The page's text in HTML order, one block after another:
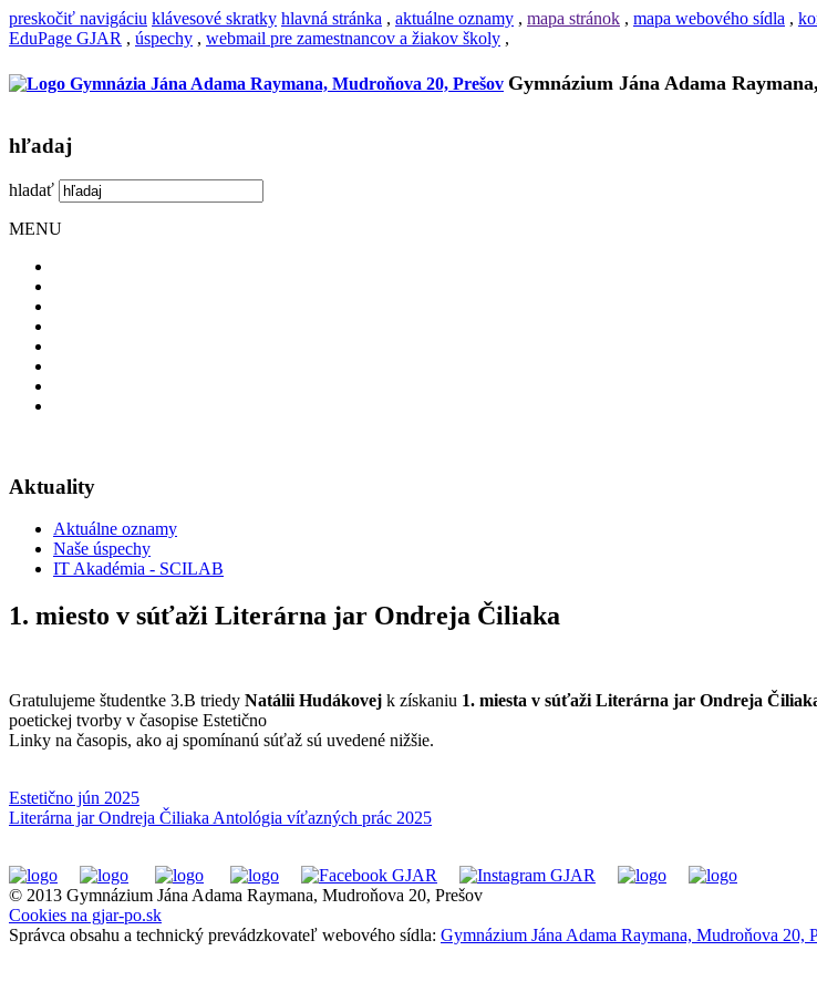
preskočiť navigáciu klávesové skratky hlavná stránka , aktuálne oznamy , mapa stránok , mapa webového sídla ,
EduPage GJAR , úspechy , webmail pre zamestnancov a žiakov školy ,
Gymnázium Jána Adama
hľadaj
hladať
MENU
Aktuality
Aktuálne oznamy
Naše úspechy
IT Akadémia - SCILAB
1. miesto v súťaži Literárna jar Ondreja Čiliaka
Gratulujeme študentke 3.B triedy Natálii Hudákovej k získaniu 1. miesta v súťaži Literárna jar Ondreja
poetickej tvorby v časopise Estetično
Linky na časopis, ako aj spomínanú súťaž sú uvedené nižšie.
Estetično jún 2025
Literárna jar Ondreja Čiliaka Antológia víťazných prác 2025
© 2013 Gymnázium Jána Adama Raymana, Mudroňova 20, Prešov
Cookies na gjar-po.sk
Správca obsahu a technický prevádzkovateľ webového sídla: Gymnázium Jána Adama Raymana, Mudroňova 20,